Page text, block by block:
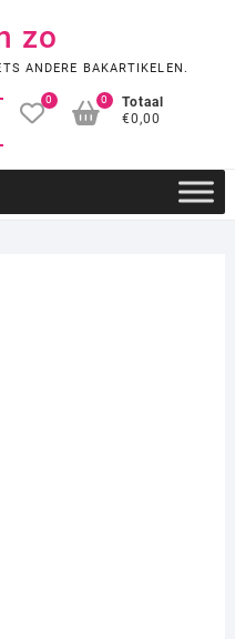
zo
ANDERE BAKARTIKELEN.
0
Totaal
€0,00
0